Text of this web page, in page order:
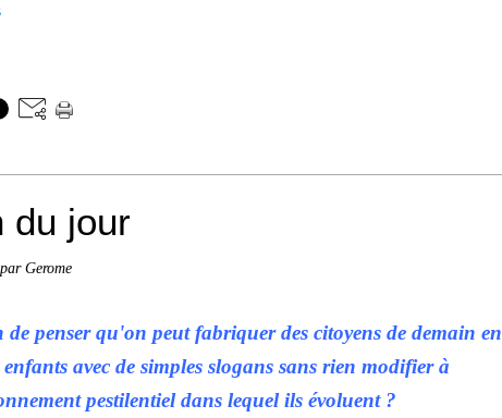
du jour
par Gerome
de penser qu'on peut fabriquer des citoyens de demain en
avec de simples slogans sans rien modifier à
pestilentiel dans lequel ils évoluent ?